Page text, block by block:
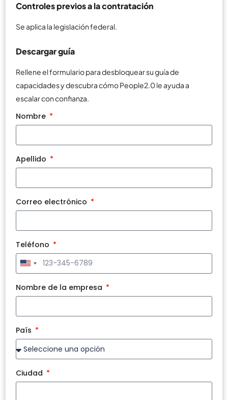
Controles previos a la contratación
Se aplica la legislación federal.
Descargar guía
Rellene el formulario para desbloquear su guía de
capacidades y descubra cómo People2.0 le ayuda a
escalar con confianza.
Nombre
Apellido
Correo electrónico
Teléfono
United
States
+1
Nombre de la empresa
País
Ciudad